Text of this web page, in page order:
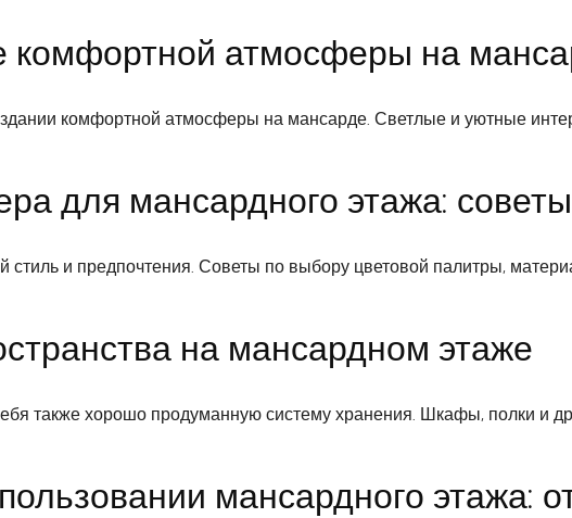
комфортной атмосферы на
комфортной атмосферы на мансарде. Светлые и уютные
для мансардного этажа:
и предпочтения. Советы по выбору цветовой палитры,
на мансардном этаже
также хорошо продуманную систему хранения. Шкафы, полки и
мансардного этажа: